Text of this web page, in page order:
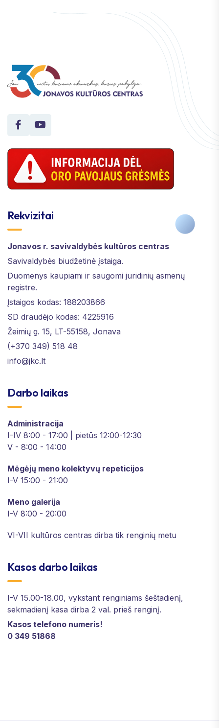
Rekvizitai
Jonavos r. savivaldybės kultūros centras
Savivaldybės biudžetinė įstaiga.
Duomenys kaupiami ir saugomi juridinių asmenų
registre.
Įstaigos kodas: 188203866
SD draudėjo kodas: 4225916
Žeimių g. 15, LT-55158, Jonava
(+370 349) 518 48
info@jkc.lt
Darbo laikas
Administracija
I-IV 8:00 - 17:00 | pietūs 12:00-12:30
V - 8:00 - 14:00
Mėgėjų meno kolektyvų repeticijos
I-V 15:00 - 21:00
Meno galerija
I-V 8:00 - 20:00
VI-VII kultūros centras dirba tik renginių metu
Kasos darbo laikas
I-V 15.00-18.00, vykstant renginiams šeštadienį,
sekmadienį kasa dirba 2 val. prieš renginį.
Kasos telefono numeris!
0 349 51868